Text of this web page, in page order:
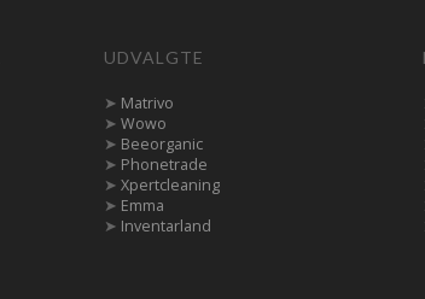
UDVALGTE
➤ Matrivo
➤ Wowo
➤ Beeorganic
➤ Phonetrade
➤ Xpertcleaning
➤ Emma
➤ Inventarland